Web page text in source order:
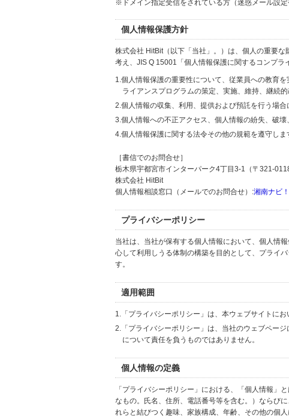
※ドメイン指定受信をされている方（迷惑メール設
個人情報保護方針
株式会社 HitBit（以下「当社」。）は、個人の重要
考え、JIS Q 15001「個人情報保護に関するコンプラ
1.個人情報保護の重要性について、従業員への教育
ライアンスプログラムの策定、実施、維持、継続的
2.個人情報の収集、利用、提供および預託を行う場
3.個人情報への不正アクセス、個人情報の紛失、破
4.個人情報保護に関する法令その他の規範を遵守しま
［書信でのお問合せ］
栃木県宇都宮市インターパーク4丁目3-1（〒321-0118
株式会社 HitBit
個人情報相談窓口（メールでのお問合せ）:湘南ナビ
プライバシーポリシー
当社は、当社が保有する個人情報において、個人情
心して利用しうる体制の構築を目的として、プライ
す。
適用範囲
1.「プライバシーポリシー」は、本ウェブサイトに
2.「プライバシーポリシー」は、当社のウェブペー
について責任を負うものではありません。
個人情報の定義
「プライバシーポリシー」における、「個人情報」
なもの。氏名、住所、電話番号等を含む。）ならび
れらと結びつく趣味、家族構成、年齢、その他の個人